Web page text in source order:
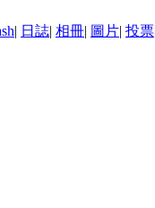
| 日誌| 相冊| 圖片| 投票